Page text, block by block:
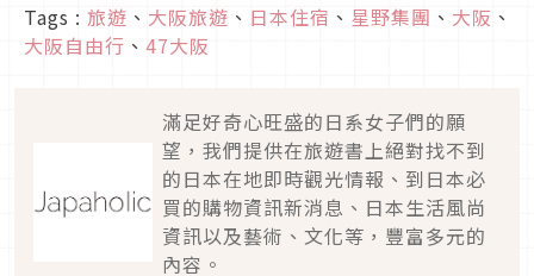
Tags : 旅遊 、 大阪旅遊 、 日本住宿 、 星野集團 、 大阪 、
大阪自由行 、 47大阪
滿足好奇心旺盛的日系女子們的願
望，我們提供在旅遊書上絕對找不到
的日本在地即時觀光情報、到日本必
買的購物資訊新消息、日本生活風尚
資訊以及藝術、文化等，豐富多元的
內容。